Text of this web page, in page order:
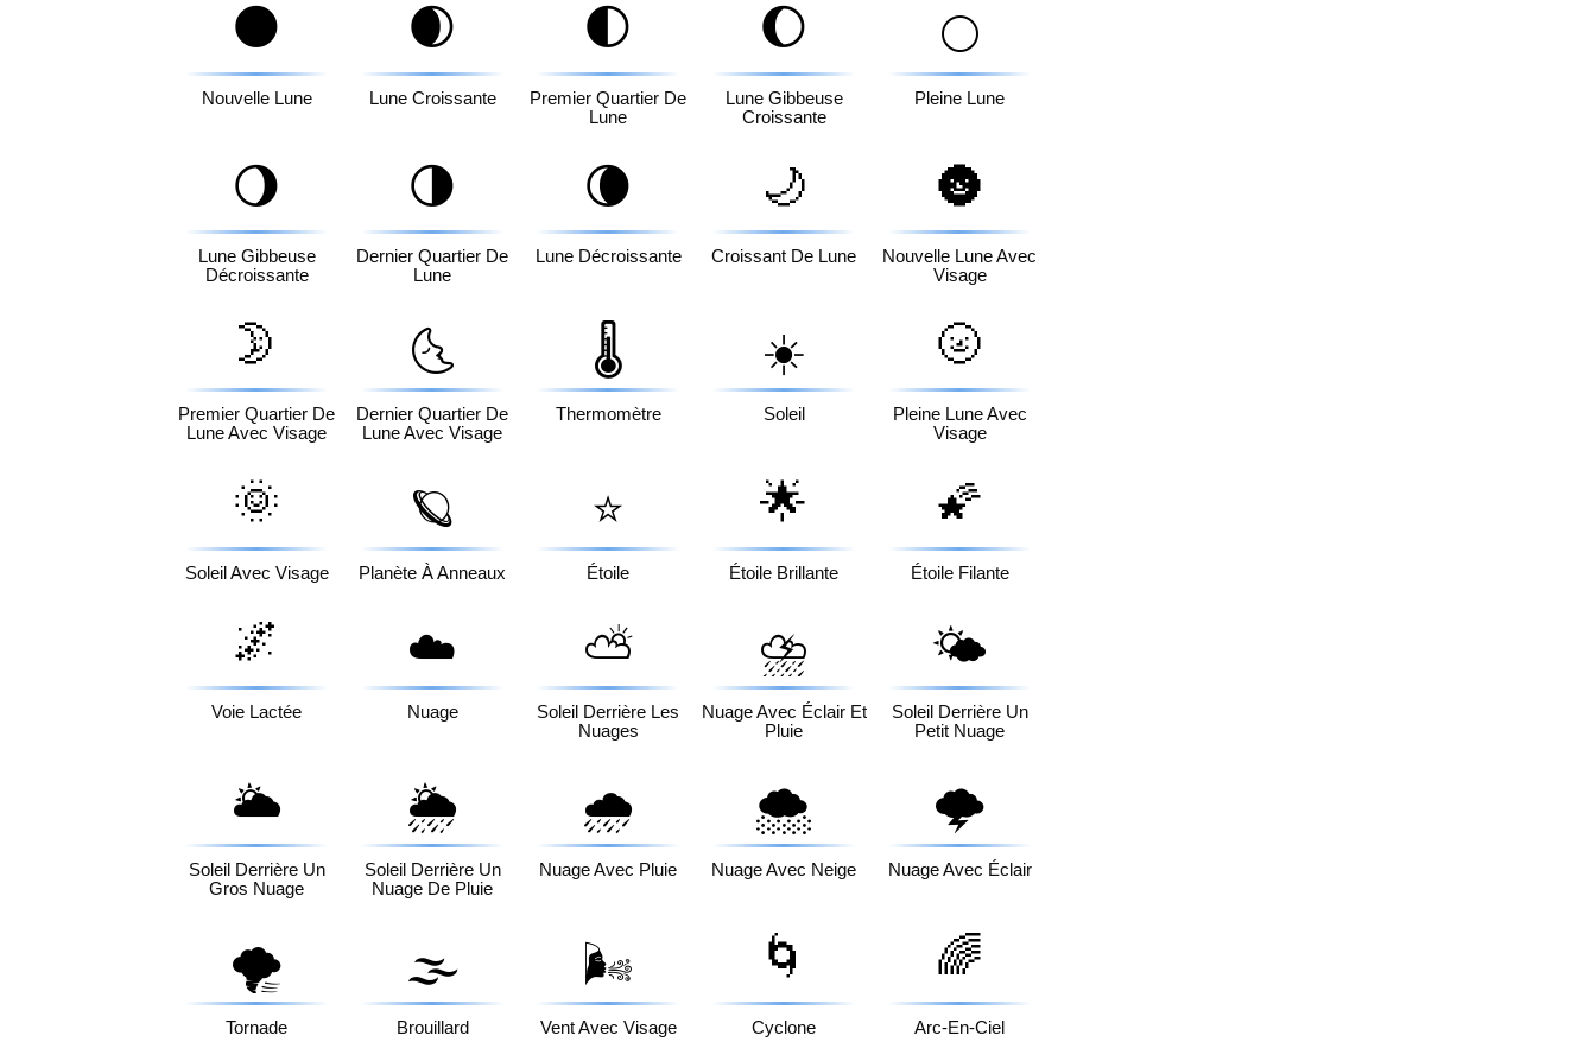
🌑
Nouvelle Lune
🌒
Lune Croissante
🌓
Premier Quartier De
Lune
🌔
Lune Gibbeuse
Croissante
🌕
Pleine Lune
🌖
Lune Gibbeuse
Décroissante
🌗
Dernier Quartier De
Lune
🌘
Lune Décroissante
🌙
Croissant De Lune
🌚
Nouvelle Lune Avec
Visage
🌛
Premier Quartier De
Lune Avec Visage
🌜
Dernier Quartier De
Lune Avec Visage
🌡️
Thermomètre
☀️
Soleil
🌝
Pleine Lune Avec
Visage
🌞
Soleil Avec Visage
🪐
Planète À Anneaux
⭐
Étoile
🌟
Étoile Brillante
🌠
Étoile Filante
🌌
Voie Lactée
☁️
Nuage
⛅
Soleil Derrière Les
Nuages
⛈️
Nuage Avec Éclair Et
Pluie
🌤️
Soleil Derrière Un
Petit Nuage
🌥️
Soleil Derrière Un
Gros Nuage
🌦️
Soleil Derrière Un
Nuage De Pluie
🌧️
Nuage Avec Pluie
🌨️
Nuage Avec Neige
🌩️
Nuage Avec Éclair
🌪️
Tornade
🌫️
Brouillard
🌬️
Vent Avec Visage
🌀
Cyclone
🌈
Arc-En-Ciel